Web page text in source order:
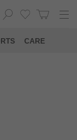
CARE